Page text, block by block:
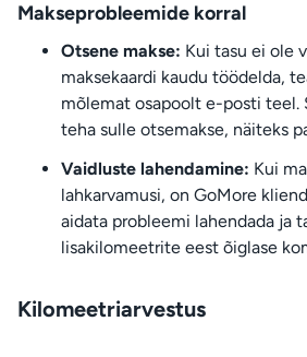
Makseprobleemide korral
Otsene makse: Kui tasu ei ole
maksekaardi kaudu töödelda,
mõlemat osapoolt e-posti teel.
teha sulle otsemakse, näiteks
Vaidluste lahendamine: Kui
lahkarvamusi, on GoMore
aidata probleemi lahendada ja
lisakilomeetrite eest õiglase
Kilomeetriarvestus